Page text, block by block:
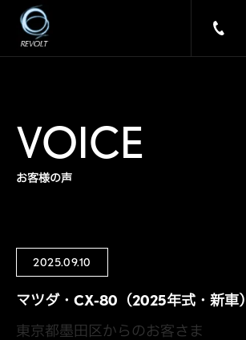
VOICE
お客様の声
2025.09.10
マツダ・CX-80（2025年式・新車）
東京都墨田区からのお客さま